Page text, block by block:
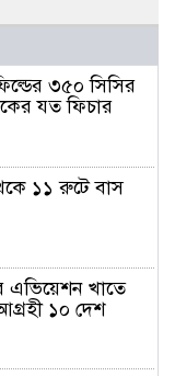
৩৫০ সিসির
যত ফিচার
১১ রুটে বাস
এভিয়েশন খাতে
১০ দেশ